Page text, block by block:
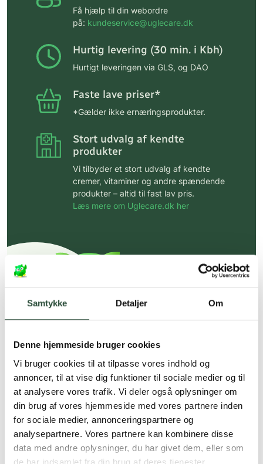
Samtykke Detaljer Om
Denne hjemmeside bruger cookies
Vi bruger cookies til at tilpasse vores indhold og
annoncer, til at vise dig funktioner til sociale medier og til
at analysere vores trafik. Vi deler også oplysninger om
din brug af vores hjemmeside med vores partnere inden
for sociale medier, annonceringspartnere og
analysepartnere. Vores partnere kan kombinere disse
data med andre oplysninger, du har givet dem, eller som
de har indsamlet fra din brug af deres tjenester.
Få hjælp til din webordre
på: kundeservice@uglecare.dk
Hurtig levering (30 min. i Kbh)
Hurtigt leveringen via GLS, og DAO
Faste lave priser*
*Gælder ikke ernæringsprodukter.
Stort udvalg af kendte
produkter
Vi tilbyder et stort udvalg af kendte
cremer, vitaminer og andre spændende
produkter – altid til fast lav pris.
Læs mere om Uglecare.dk her